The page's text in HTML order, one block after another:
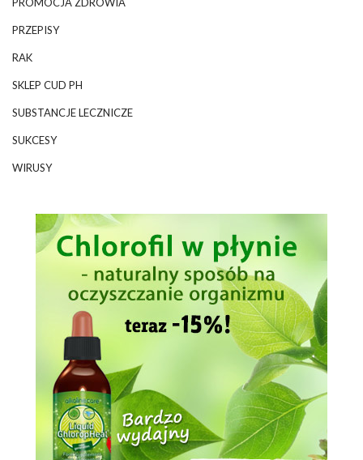
PRZEPISY
RAK
SKLEP CUD PH
SUBSTANCJE LECZNICZE
SUKCESY
WIRUSY